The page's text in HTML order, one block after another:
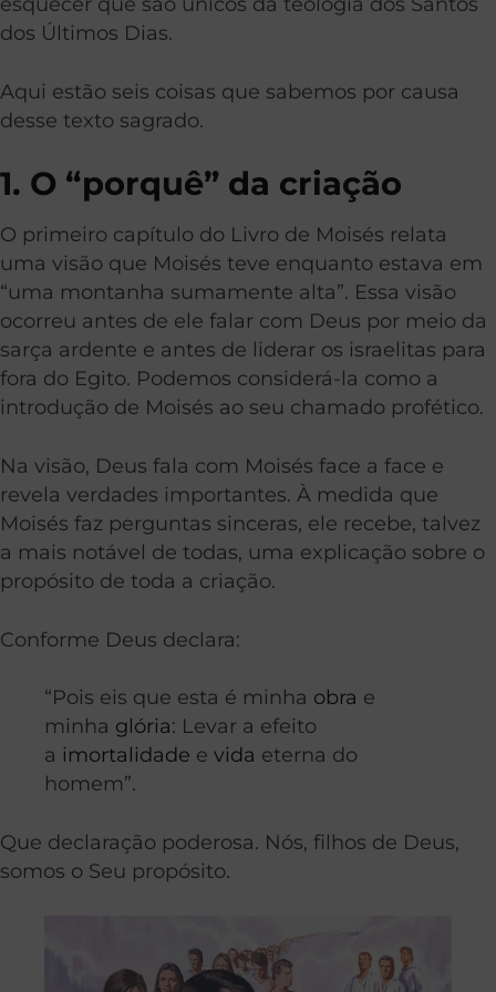
dos Últimos Dias.
Aqui estão seis coisas que sabemos por causa
desse texto sagrado.
1. O “porquê” da criação
O primeiro capítulo do Livro de Moisés relata
uma visão que Moisés teve enquanto estava em
“uma montanha sumamente alta”. Essa visão
ocorreu antes de ele falar com Deus por meio da
sarça ardente e antes de liderar os israelitas para
fora do Egito. Podemos considerá-la como a
introdução de Moisés ao seu chamado profético.
Na visão, Deus fala com Moisés face a face e
revela verdades importantes. À medida que
Moisés faz perguntas sinceras, ele recebe, talvez
a mais notável de todas, uma explicação sobre o
propósito de toda a criação.
Conforme Deus declara:
“Pois eis que esta é minha obra e
minha glória: Levar a efeito
a imortalidade e vida eterna do
homem”.
Que declaração poderosa. Nós, filhos de Deus,
somos o Seu propósito.